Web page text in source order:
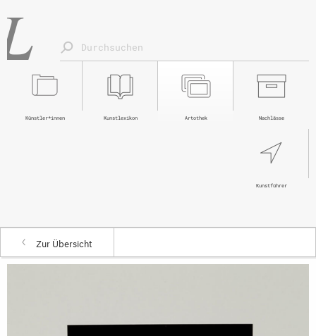
Nachlässe
Artothek
Kunstlexikon
Künstler*innen
Kunstführer
Zur Übersicht